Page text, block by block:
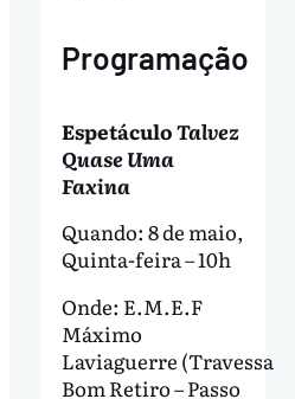
Programação
EspetáculoTalvez
Quase Uma
Faxina
Quando: 8 de maio,
Quinta-feira – 10h
Onde: E.M.E.F
Máximo
Laviaguerre (Travessa
Bom Retiro – Passo